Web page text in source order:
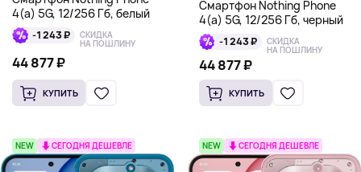
4(a) 5G, 12/256 Гб, белый
-1 243 ₽ СКИДКА
НА ПОШЛИНУ
44 877 ₽
КУПИТЬ
Смартфон Nothing Phone
4(a) 5G, 12/256 Гб, черный
-1 243 ₽ СКИДКА
НА ПОШЛИНУ
44 877 ₽
КУПИТЬ
NEW СЕГОДНЯ ДЕШЕВЛЕ NEW СЕГОДНЯ ДЕШЕВЛЕ